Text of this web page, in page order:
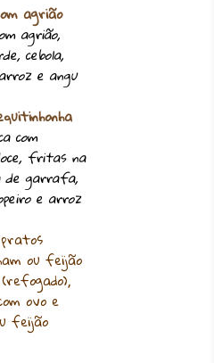
agrião
agrião,
cebola,
e angu
com
fritas na
de garrafa,
e arroz
ou feijão
ovo e
feijão